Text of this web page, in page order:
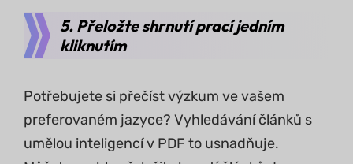
5. Přeložte shrnutí prací jedním
kliknutím
Potřebujete si přečíst výzkum ve vašem
preferovaném jazyce? Vyhledávání článků s
umělou inteligencí v PDF to usnadňuje.